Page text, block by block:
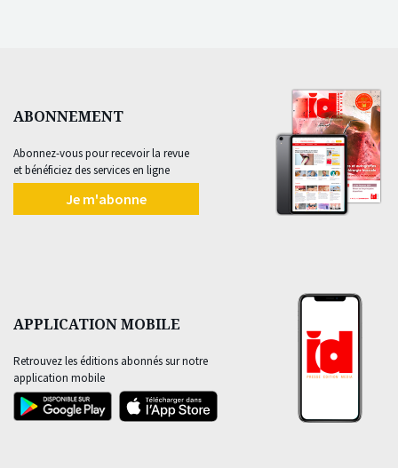
ABONNEMENT
Abonnez-vous pour recevoir la revue
et bénéficiez des services en ligne
Je m'abonne
APPLICATION MOBILE
Retrouvez les éditions abonnés sur notre
application mobile